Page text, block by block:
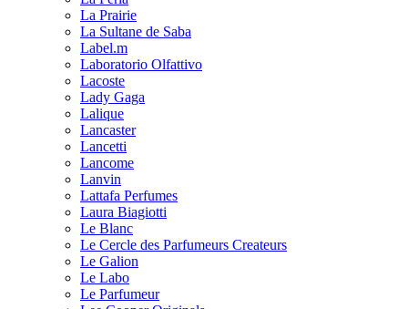
La Prairie
La Sultane de Saba
Label.m
Laboratorio Olfattivo
Lacoste
Lady Gaga
Lalique
Lancaster
Lancetti
Lancome
Lanvin
Lattafa Perfumes
Laura Biagiotti
Le Blanc
Le Cercle des Parfumeurs Createurs
Le Galion
Le Labo
Le Parfumeur